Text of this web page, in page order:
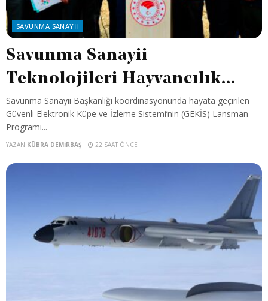
SAVUNMA SANAYII
Savunma Sanayii
Teknolojileri Hayvancılık...
Savunma Sanayii Başkanlığı koordinasyonunda hayata geçirilen
Güvenli Elektronik Küpe ve İzleme Sistemi’nin (GEKİS) Lansman
Programı...
YAZAN KÜBRA DEMIRBAŞ 22 SAAT ÖNCE